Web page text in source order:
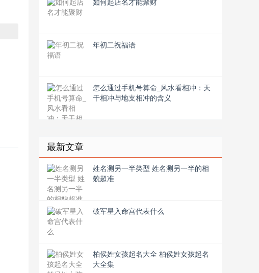
如何起店名才能聚财
年初二祝福语
怎么通过手机号算命_风水看相冲：天
干相冲与地支相冲的含义
最新文章
姓名测另一半类型 姓名测另一半的相
貌超准
破军星入命宫代表什么
柏侯姓女孩起名大全 柏侯姓女孩起名
大全集